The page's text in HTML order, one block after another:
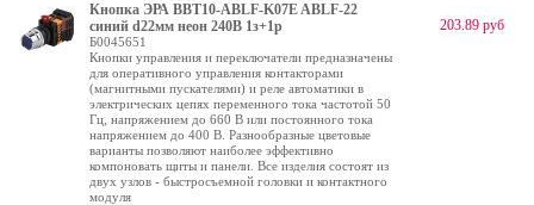
Кнопка ЭРА BBT10-ABLF-K07E ABLF-22
синий d22мм неон 240В 1з+1р
Б0045651
Кнопки управления и переключатели предназначены
для оперативного управления контакторами
(магнитными пускателями) и реле автоматики в
электрических цепях переменного тока частотой 50
Гц, напряжением до 660 В или постоянного тока
напряжением до 400 В. Разнообразные цветовые
варианты позволяют наиболее эффективно
компоновать щиты и панели. Все изделия состоят из
двух узлов - быстросъемной головки и контактного
модуля
203.89 руб